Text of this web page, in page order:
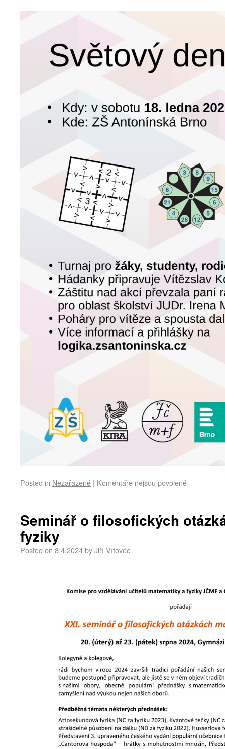
Posted in Nezařazené | Komentáře nejsou povolené
Seminář o filosofických
fyziky
Posted on 8.4.2024byJiří Vítovec